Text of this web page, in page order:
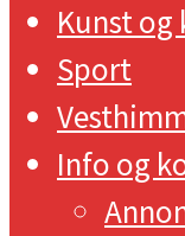
Kunst
Sport
Info og